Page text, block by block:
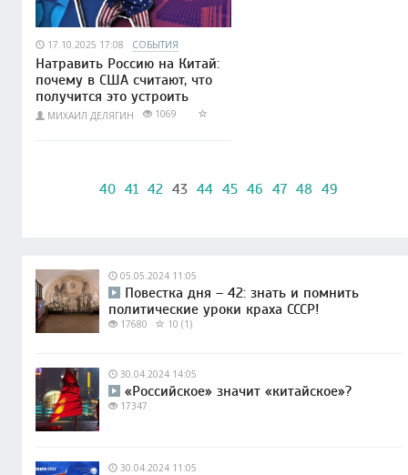
17.10.2025 17:08 СОБЫТИЯ
Натравить Россию на Китай:
почему в США считают, что
получится это устроить
МИХАИЛ ДЕЛЯГИН 1069
40 41 42 43 44 45 46 47 48 49
05.05.2024 11:05
Повестка дня – 42: знать и помнить
политические уроки краха СССР!
17680 10 (1)
30.04.2024 14:05
«Российское» значит «китайское»?
17347
30.04.2024 11:05